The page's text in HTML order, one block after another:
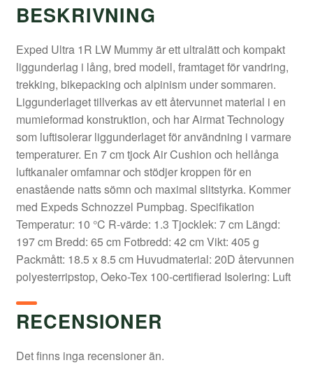
BESKRIVNING
Exped Ultra 1R LW Mummy är ett ultralätt och kompakt
liggunderlag i lång, bred modell, framtaget för vandring,
trekking, bikepacking och alpinism under sommaren.
Liggunderlaget tillverkas av ett återvunnet material i en
mumieformad konstruktion, och har Airmat Technology
som luftisolerar liggunderlaget för användning i varmare
temperaturer. En 7 cm tjock Air Cushion och hellånga
luftkanaler omfamnar och stödjer kroppen för en
enastående natts sömn och maximal slitstyrka. Kommer
med Expeds Schnozzel Pumpbag. Specifikation
Temperatur: 10 °C R-värde: 1.3 Tjocklek: 7 cm Längd:
197 cm Bredd: 65 cm Fotbredd: 42 cm Vikt: 405 g
Packmått: 18.5 x 8.5 cm Huvudmaterial: 20D återvunnen
polyesterripstop, Oeko-Tex 100-certifierad Isolering: Luft
RECENSIONER
Det finns inga recensioner än.